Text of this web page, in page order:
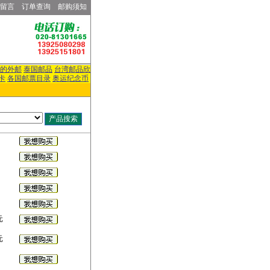
言 订单查询 邮购须知
外邮 泰国邮品 台湾邮品欣
各国邮票目录 奥运纪念币